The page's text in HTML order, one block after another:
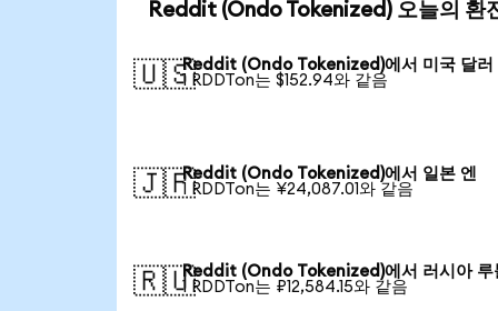
Reddit (Ondo Tokenized) 오늘의 환
🇺🇸Reddit (Ondo Tokenized)에서 미국 달러
1 RDDTon는 $152.94와 같음
🇯🇵Reddit (Ondo Tokenized)에서 일본 엔
1 RDDTon는 ¥24,087.01와 같음
🇷🇺Reddit (Ondo Tokenized)에서 러시아 루
1 RDDTon는 ₽12,584.15와 같음